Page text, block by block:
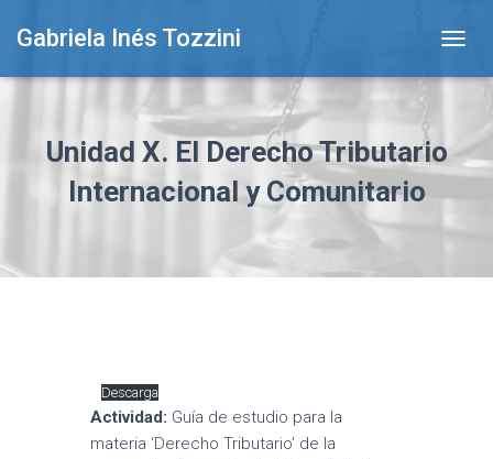
Gabriela Inés Tozzini
O
A
Unidad X. El Derecho Tributario
Internacional y Comunitario
Descarga
Actividad: Guía de estudio para la
materia ‘Derecho Tributario’ de la